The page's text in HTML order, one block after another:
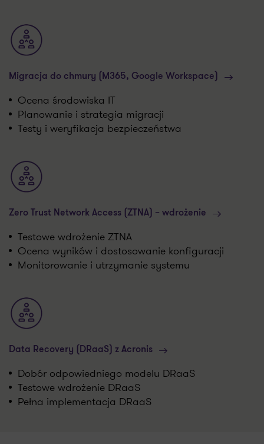
Migracja do chmury (M365, Google Workspace)
Ocena środowiska IT
Planowanie i strategia migracji
Testy i weryfikacja bezpieczeństwa
Zero Trust Network Access (ZTNA) – wdrożenie
Testowe wdrożenie ZTNA
Ocena wyników i dostosowanie konfiguracji
Monitorowanie i utrzymanie systemu
Data Recovery (DRaaS) z Acronis
Dobór odpowiedniego modelu DRaaS
Testowe wdrożenie DRaaS
Pełna implementacja DRaaS